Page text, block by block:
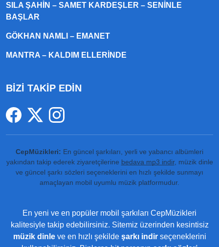
SILA ŞAHIN – SAMET KARDEŞLER – SENINLE
BAŞLAR
GÖKHAN NAMLI – EMANET
MANTRA – KALDIM ELLERINDE
BİZİ TAKİP EDİN
CepMüzikleri: En güncel şarkıları, yerli ve yabancı albümleri
yakından takip ederek ziyaretçilerine bedava mp3 indir, müzik dinle
ve güncel şarkı sözleri seçeneklerini en hızlı şekilde sunmayı
amaçlayan mobil uyumlu müzik platformudur.
En yeni ve en popüler mobil şarkıları CepMüzikleri
kalitesiyle takip edebilirsiniz. Sitemiz üzerinden kesintisiz
müzik dinleve en hızlı şekilde şarkı indirseçeneklerini